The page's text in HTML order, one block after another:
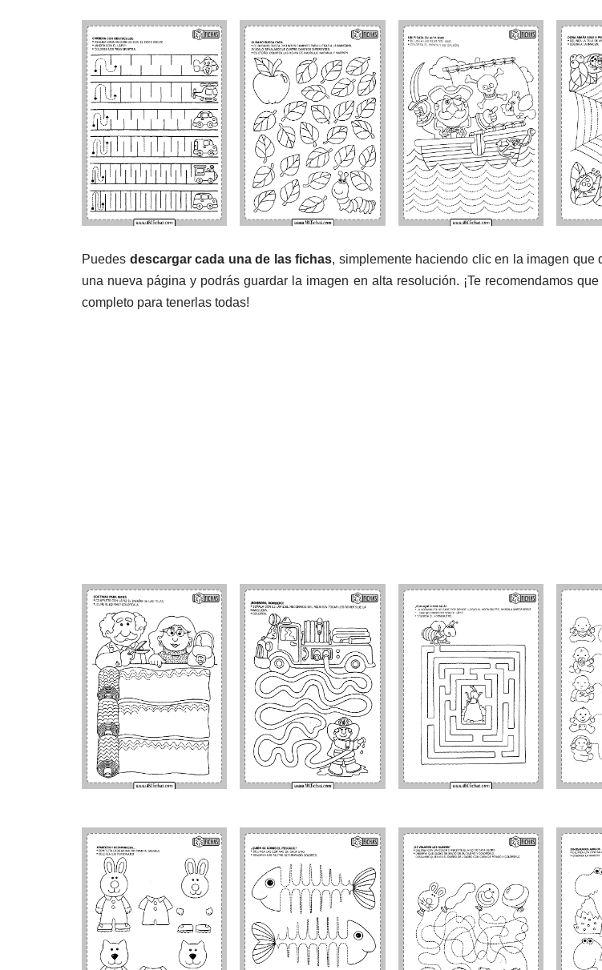
Puedes descargar cada una de las fichas, simplemente haciendo clic en la imagen que
una nueva página y podrás guardar la imagen en alta resolución. ¡Te recomendamos
completo para tenerlas todas!